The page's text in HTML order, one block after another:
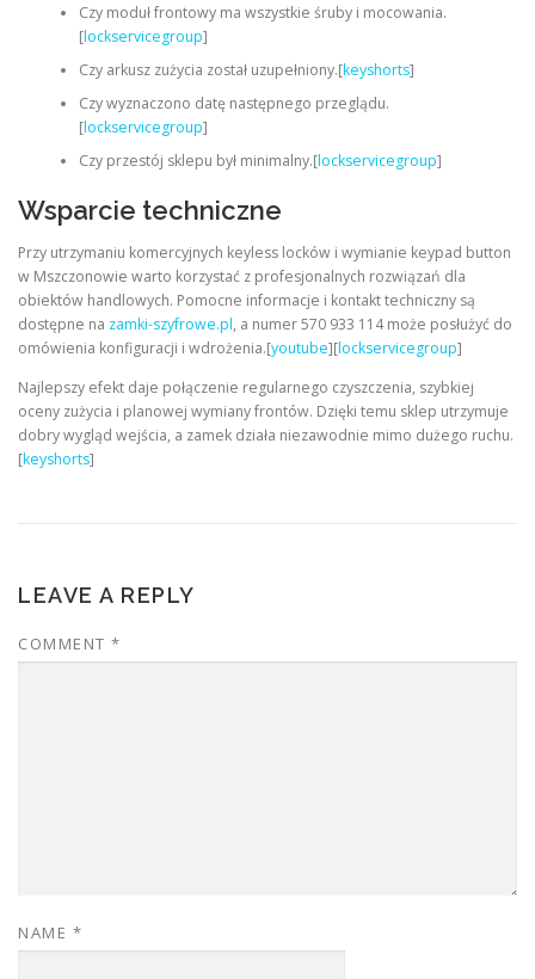
Czy moduł frontowy ma wszystkie śruby i mocowania.
[lockservicegroup]
Czy arkusz zużycia został uzupełniony.[keyshorts]
Czy wyznaczono datę następnego przeglądu.
[lockservicegroup]
Czy przestój sklepu był minimalny.[lockservicegroup]
Wsparcie techniczne
Przy utrzymaniu komercyjnych keyless locków i wymianie keypad button
w Mszczonowie warto korzystać z profesjonalnych rozwiązań dla
obiektów handlowych. Pomocne informacje i kontakt techniczny są
dostępne na zamki-szyfrowe.pl, a numer 570 933 114 może posłużyć do
omówienia konfiguracji i wdrożenia.[youtube][lockservicegroup]
Najlepszy efekt daje połączenie regularnego czyszczenia, szybkiej
oceny zużycia i planowej wymiany frontów. Dzięki temu sklep utrzymuje
dobry wygląd wejścia, a zamek działa niezawodnie mimo dużego ruchu.
[keyshorts]
LEAVE A REPLY
COMMENT *
NAME *